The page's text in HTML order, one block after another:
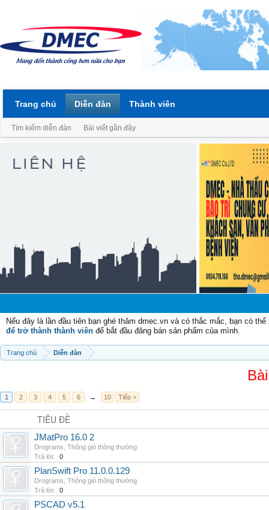
Nếu đây là lần đầu tiên bạn ghé thăm dmec.vn và có thắc mắc, bạn có
để trở thành thành viên để bắt đầu đăng bán sản phẩm của mình.
Trang chủ Diễn đàn
1 2 3 4 5 6 → 10 Tiếp >
TIÊU ĐỀ
JMatPro 16.0 2
Drograms Thông gió thông thường
Trả lời:
0
PlanSwift Pro 11.0.0.129
Drograms Thông gió thông thường
Trả lời:
0
PSCAD v5.1
Trang chủ Diễn đàn
Tìm kiếm diễn đàn Bài viết gần đây
Thành viên